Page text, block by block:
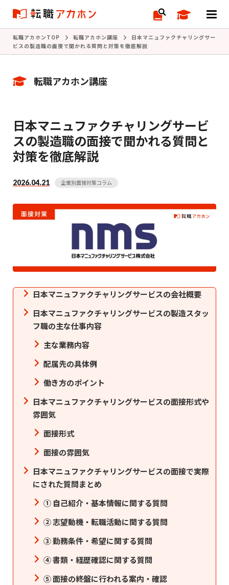
転職アカホンTOP 転職アカホン講座
日本マニュファクチャリングサー
ビスの製造職の面接で聞かれる質問と対策を徹底解説
転職アカホン講座
日本マニュファクチャリングサービ
スの製造職の面接で聞かれる質問と
対策を徹底解説
2026.04.21 企業別面接対策コラム
日本マニュファクチャリングサービスの会社概要
日本マニュファクチャリングサービスの製造スタッ
フ職の主な仕事内容
主な業務内容
配属先の具体例
働き方のポイント
日本マニュファクチャリングサービスの面接形式や
雰囲気
面接形式
面接の雰囲気
日本マニュファクチャリングサービスの面接で実際
にされた質問まとめ
① 自己紹介・基本情報に関する質問
② 志望動機・転職活動に関する質問
③ 勤務条件・希望に関する質問
④ 書類・経歴確認に関する質問
⑤ 面接の終盤に行われる案内・確認